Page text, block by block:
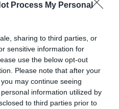
Process My Personal
sharing to third parties, or
sensitive information for
use the below opt-out
Please note that after your
may continue seeing
information utilized by
to third parties prior to
a Garda-tónál 12.